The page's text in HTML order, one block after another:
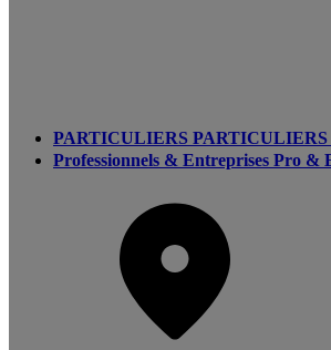
PARTICULIERS PARTICULIERS
Professionnels & Entreprises Pro &